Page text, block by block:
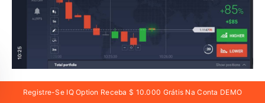
Registre-Se IQ Option Receba $ 10.000 Grátis Na Conta DEMO